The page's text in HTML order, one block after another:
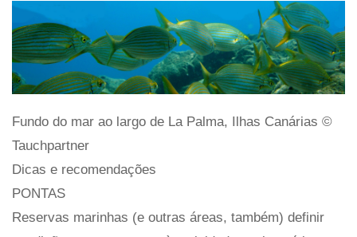
Fundo do mar ao largo de La Palma, Ilhas Canárias ©
Tauchpartner
Dicas e recomendações
PONTAS
Reservas marinhas (e outras áreas, também) definir